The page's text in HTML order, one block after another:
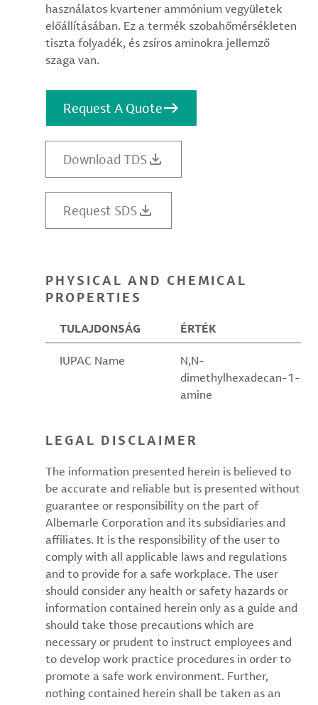
használatos kvartener ammónium vegyületek
előállításában. Ez a termék szobahőmérsékleten
tiszta folyadék, és zsíros aminokra jellemző
szaga van.
Request A Quote
Download TDS
Request SDS
PHYSICAL AND CHEMICAL
PROPERTIES
TULAJDONSÁG ÉRTÉK
IUPAC Name
N,N-
dimethylhexadecan-1-
amine
LEGAL DISCLAIMER
The information presented herein is believed to
be accurate and reliable but is presented without
guarantee or responsibility on the part of
Albemarle Corporation and its subsidiaries and
affiliates. It is the responsibility of the user to
comply with all applicable laws and regulations
and to provide for a safe workplace. The user
should consider any health or safety hazards or
information contained herein only as a guide and
should take those precautions which are
necessary or prudent to instruct employees and
to develop work practice procedures in order to
promote a safe work environment. Further,
nothing contained herein shall be taken as an